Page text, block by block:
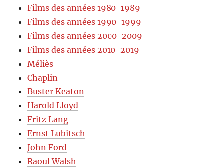
Films des années 1980-1989
Films des années 1990-1999
Films des années 2000-2009
Films des années 2010-2019
Méliès
Chaplin
Buster Keaton
Harold Lloyd
Fritz Lang
Ernst Lubitsch
John Ford
Raoul Walsh